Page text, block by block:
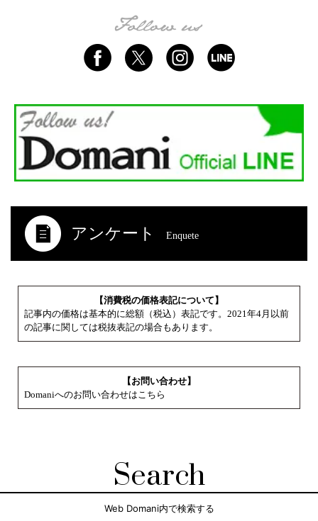
アンケート Enquete
【消費税の価格表記について】
記事内の価格は基本的に総額（税込）表記です。2021年4月以前
の記事に関しては税抜表記の場合もあります。
【お問い合わせ】
Domaniへのお問い合わせはこちら
Search
Web Domani内で検索する